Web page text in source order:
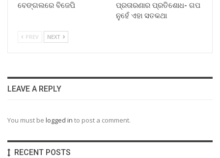
ବେଙ୍ଗଲରେ ବିଜେପି
ପ୍ରତାରଣାର ପ୍ରତିଶୋଧ- ଗପ
ନୁହେଁ ଏହା ସତକଥା
PREV NEXT
LEAVE A REPLY
You must be logged in to post a comment.
RECENT POSTS